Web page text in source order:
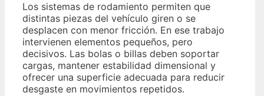
Los sistemas de rodamiento permiten que
distintas piezas del vehículo giren o se
desplacen con menor fricción. En ese trabajo
intervienen elementos pequeños, pero
decisivos. Las bolas o billas deben soportar
cargas, mantener estabilidad dimensional y
ofrecer una superficie adecuada para reducir
desgaste en movimientos repetidos.